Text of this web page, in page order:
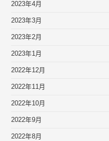
2023年4月
2023年3月
2023年2月
2023年1月
2022年12月
2022年11月
2022年10月
2022年9月
2022年8月